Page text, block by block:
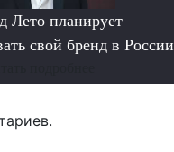
Лето планирует
свой бренд в России